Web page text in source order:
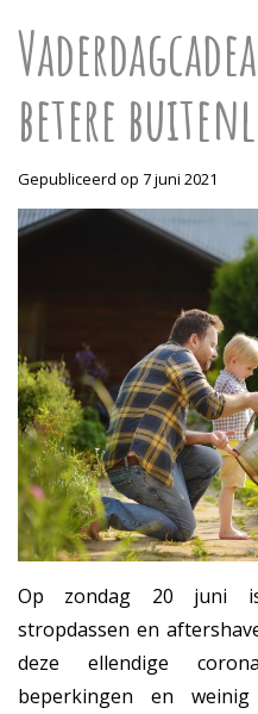
betere
Gepubliceerd op 7 juni 2021
Op zondag 20 juni
stropdassen en
deze ellendige
beperkingen en